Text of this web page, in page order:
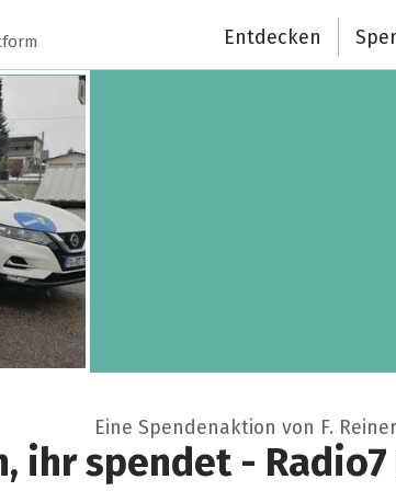
Entdecken
Eine Spendenaktion von F. Reiner
ihr spendet -